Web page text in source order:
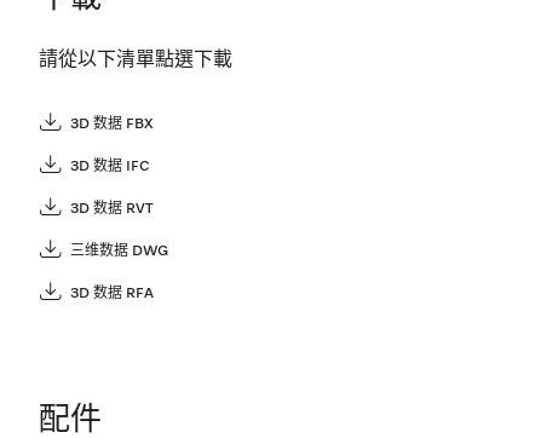
請從以下清單點選下載
3D 数据 FBX
3D 数据 IFC
3D 数据 RVT
三维数据 DWG
3D 数据 RFA
配件